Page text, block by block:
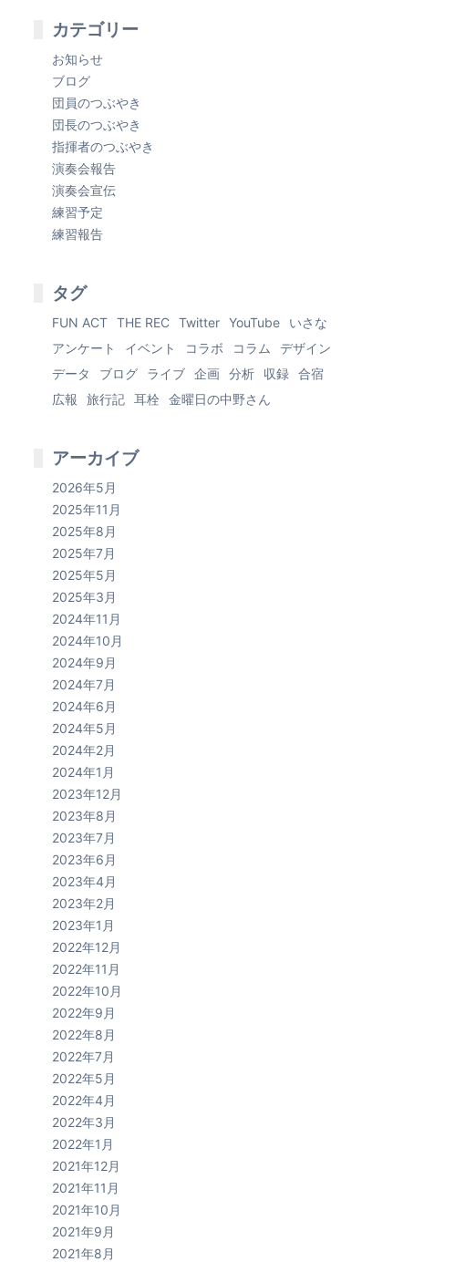
カテゴリー
お知らせ
ブログ
団員のつぶやき
団長のつぶやき
指揮者のつぶやき
演奏会報告
演奏会宣伝
練習予定
練習報告
タグ
FUN ACT THE REC Twitter YouTube
いさな
アンケート
イベント コラボ コラム
デザイン
データ
ブログ ライブ 企画 分析 収録 合宿
広報
旅行記 耳栓 金曜日の中野さん
アーカイブ
2026年5月
2025年11月
2025年8月
2025年7月
2025年5月
2025年3月
2024年11月
2024年10月
2024年9月
2024年7月
2024年6月
2024年5月
2024年2月
2024年1月
2023年12月
2023年8月
2023年7月
2023年6月
2023年4月
2023年2月
2023年1月
2022年12月
2022年11月
2022年10月
2022年9月
2022年8月
2022年7月
2022年5月
2022年4月
2022年3月
2022年1月
2021年12月
2021年11月
2021年10月
2021年9月
2021年8月